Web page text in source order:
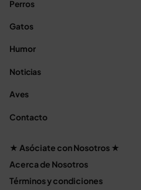
Perros
Gatos
Humor
Noticias
Aves
Contacto
★ Asóciate con Nosotros ★
Acerca de Nosotros
Términos y condiciones